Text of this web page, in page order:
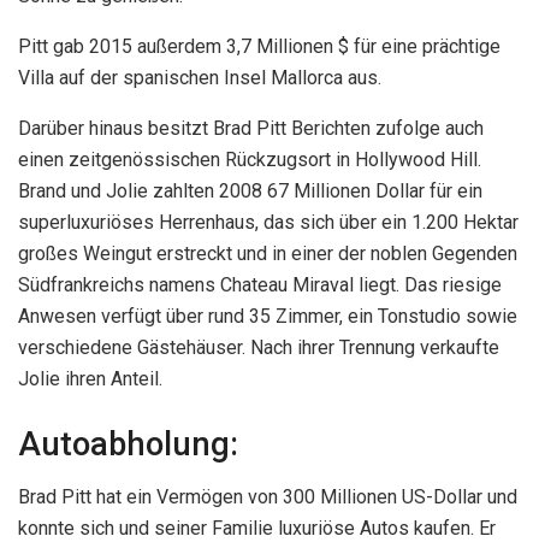
Pitt gab 2015 außerdem 3,7 Millionen $ für eine prächtige
Villa auf der spanischen Insel Mallorca aus.
Darüber hinaus besitzt Brad Pitt Berichten zufolge auch
einen zeitgenössischen Rückzugsort in Hollywood Hill.
Brand und Jolie zahlten 2008 67 Millionen Dollar für ein
superluxuriöses Herrenhaus, das sich über ein 1.200 Hektar
großes Weingut erstreckt und in einer der noblen Gegenden
Südfrankreichs namens Chateau Miraval liegt. Das riesige
Anwesen verfügt über rund 35 Zimmer, ein Tonstudio sowie
verschiedene Gästehäuser. Nach ihrer Trennung verkaufte
Jolie ihren Anteil.
Autoabholung:
Brad Pitt hat ein Vermögen von 300 Millionen US-Dollar und
konnte sich und seiner Familie luxuriöse Autos kaufen. Er